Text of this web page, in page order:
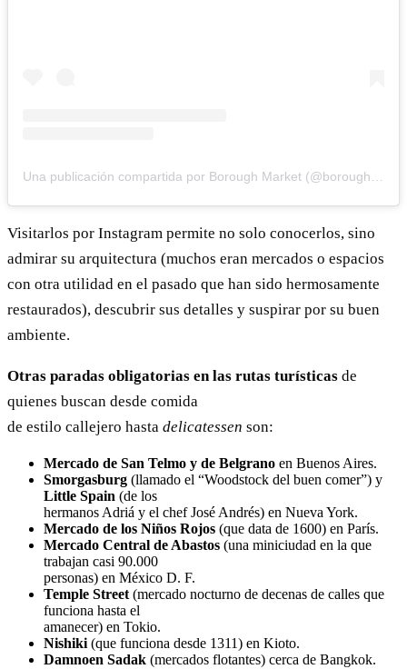
Visitarlos por Instagram permite no solo conocerlos, sino
admirar su arquitectura (muchos eran mercados o espacios
con otra utilidad en el pasado que han sido hermosamente
restaurados), descubrir sus detalles y suspirar por su buen
ambiente.
Otras paradas obligatorias en las rutas turísticas de
quienes buscan desde comida
de estilo callejero hasta delicatessen son:
Mercado de San Telmo y de Belgrano en Buenos Aires.
Smorgasburg (llamado el “Woodstock del buen comer”) y
Little Spain (de los
hermanos Adriá y el chef José Andrés) en Nueva York.
Mercado de los Niños Rojos (que data de 1600) en París.
Mercado Central de Abastos (una miniciudad en la que
trabajan casi 90.000
personas) en México D. F.
Temple Street (mercado nocturno de decenas de calles que
funciona hasta el
amanecer) en Tokio.
Nishiki (que funciona desde 1311) en Kioto.
Damnoen Sadak (mercados flotantes) cerca de Bangkok.